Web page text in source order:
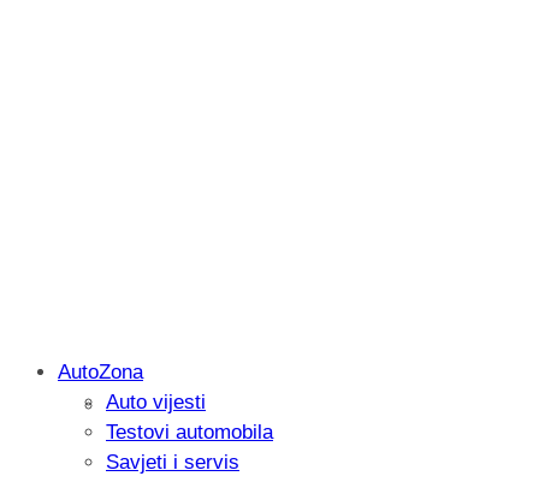
Savjetujemo: Što učiniti kada vaš
AutoZona
Auto vijesti
Testovi automobila
Savjeti i servis